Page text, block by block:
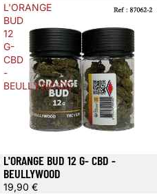
L'ORANGE
BUD
12
G-
CBD
-
BEULLYWOOD
L'ORANGE BUD 12 G- CBD -
BEULLYWOOD
19,90 €